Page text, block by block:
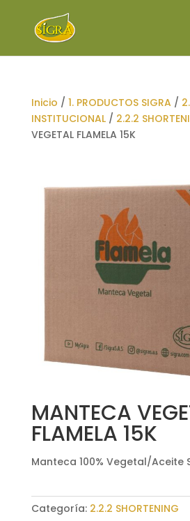
Inicio / 1. PRODUCTOS SIGRA/
INSTITUCIONAL/ 2.2.2
VEGETAL FLAMELA 15K
MANTECA
FLAMELA 15K
Manteca 100% Vegetal/Aceite
Categoría: 2.2.2 SHORTENING